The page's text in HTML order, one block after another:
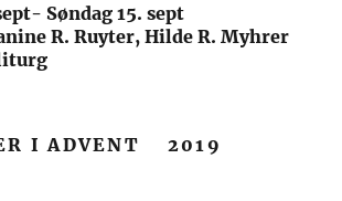
Søndag 15. sept
R. Ruyter, Hilde R. Myhrer
I ADVENT 2019